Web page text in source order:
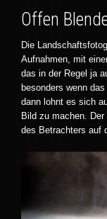
Offen
Die
Aufnahmen, mit
das in der Regel ja
besonders wenn
dann lohnt es sich
Bild zu machen.
des Betrachters auf